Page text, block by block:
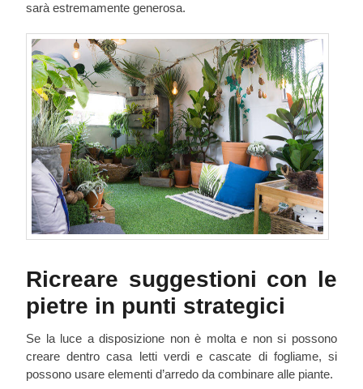
sarà estremamente generosa.
Ricreare suggestioni con le
pietre in punti strategici
Se la luce a disposizione non è molta e non si possono
creare dentro casa letti verdi e cascate di fogliame, si
possono usare elementi d’arredo da combinare alle piante.